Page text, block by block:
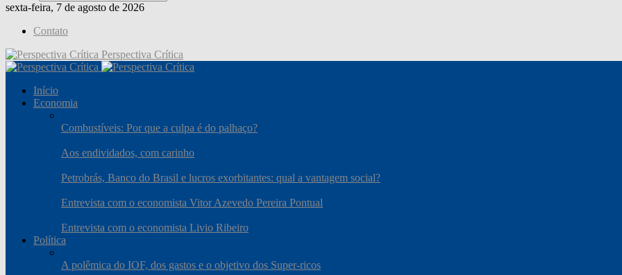
sexta-feira, 7 de agosto de 2026
Contato
Perspectiva Crítica
Início
Economia
Combustíveis: Por que a culpa é do palhaço?
Aos endividados, com carinho
Petrobrás, Banco do Brasil e lucros exorbitantes: qual a vantagem social?
Entrevista com o economista Vitor Azevedo Pereira Pontual
Entrevista com o economista Livio Ribeiro
Política
A polêmica do IOF, dos gastos e o objetivo dos Super-ricos